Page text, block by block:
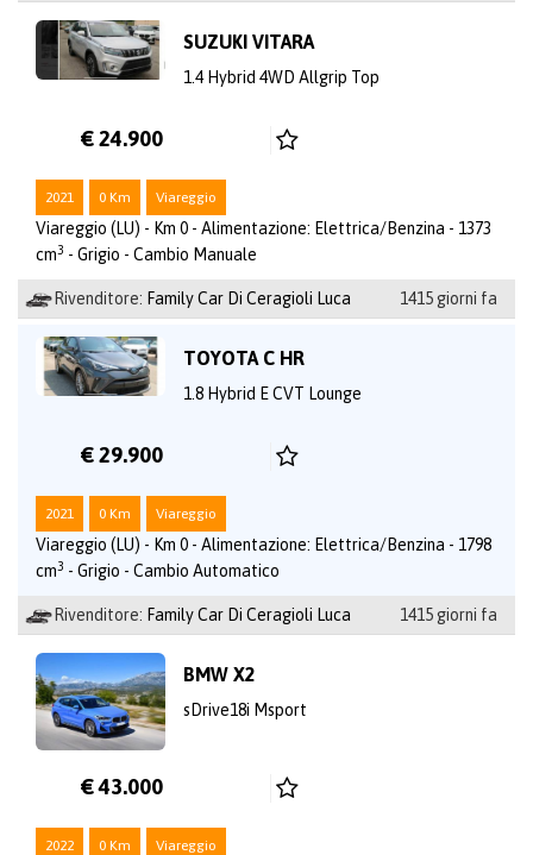
SUZUKI VITARA
1.4 Hybrid 4WD Allgrip Top
€ 24.900
2021 0 Km Viareggio
Viareggio (LU) - Km 0 - Alimentazione: Elettrica/Benzina - 1373
cm3 - Grigio - Cambio Manuale
Rivenditore: Family Car Di Ceragioli Luca 1415 giorni fa
TOYOTA C HR
1.8 Hybrid E CVT Lounge
€ 29.900
2021 0 Km Viareggio
Viareggio (LU) - Km 0 - Alimentazione: Elettrica/Benzina - 1798
cm3 - Grigio - Cambio Automatico
Rivenditore: Family Car Di Ceragioli Luca 1415 giorni fa
BMW X2
sDrive18i Msport
€ 43.000
2022 0 Km Viareggio